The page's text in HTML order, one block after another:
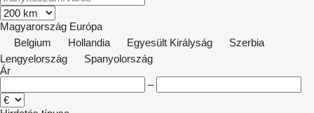
Magyarország Európa
Belgium
Hollandia Egyesült Királyság
Szerbia
Lengyelország
Spanyolország
Ár
–